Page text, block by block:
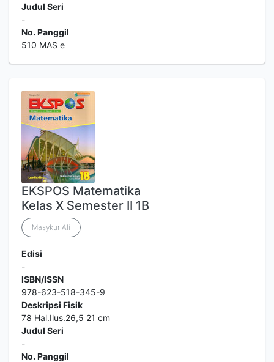
Judul Seri
-
No. Panggil
510 MAS e
EKSPOS Matematika
Kelas X Semester II 1B
Masykur Ali
Edisi
-
ISBN/ISSN
978-623-518-345-9
Deskripsi Fisik
78 Hal.Ilus.26,5 21 cm
Judul Seri
-
No. Panggil